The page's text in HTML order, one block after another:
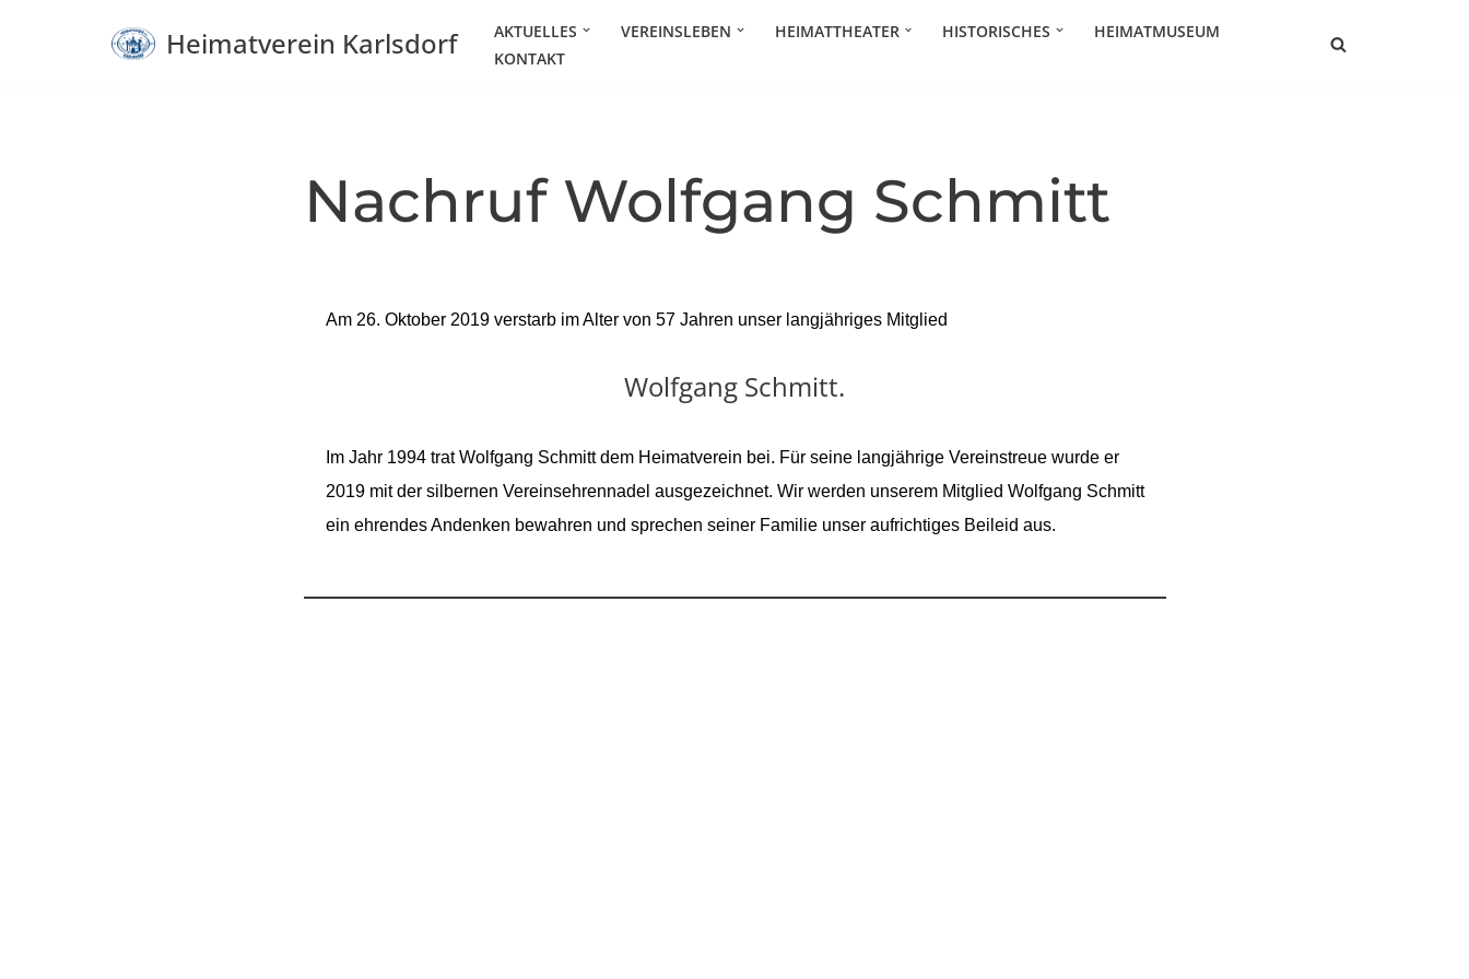
Heimatverein Karlsdorf AKTUELLES VEREINSLEBEN HEIMATTHEATER HISTORISCHES
HEIMATMUSEUM
KONTAKT
Nachruf Wolfgang Schmitt
Am 26. Oktober 2019 verstarb im Alter von 57 Jahren unser langjähriges Mitglied
Wolfgang Schmitt.
Im Jahr 1994 trat Wolfgang Schmitt dem Heimatverein bei. Für seine langjährige Vereinstreue wurde er
2019 mit der silbernen Vereinsehrennadel ausgezeichnet. Wir werden unserem Mitglied Wolfgang Schmitt
ein ehrendes Andenken bewahren und sprechen seiner Familie unser aufrichtiges Beileid aus.